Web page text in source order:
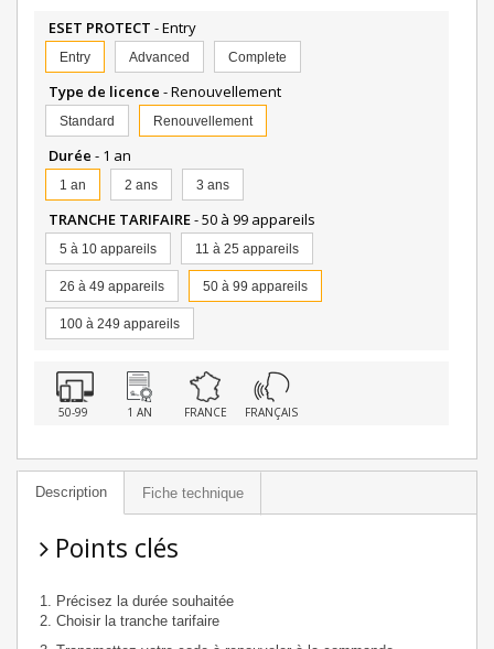
ESET PROTECT - Entry
Entry Advanced Complete
Type de licence - Renouvellement
Standard Renouvellement
Durée - 1 an
1 an 2 ans 3 ans
TRANCHE TARIFAIRE- 50 à 99 appareils
5 à 10 appareils 11 à 25 appareils
26 à 49 appareils 50 à 99 appareils
100 à 249 appareils
50-99 1 AN FRANCE FRANÇAIS
Description Fiche technique
Points clés
Précisez la durée souhaitée
Choisir la tranche tarifaire